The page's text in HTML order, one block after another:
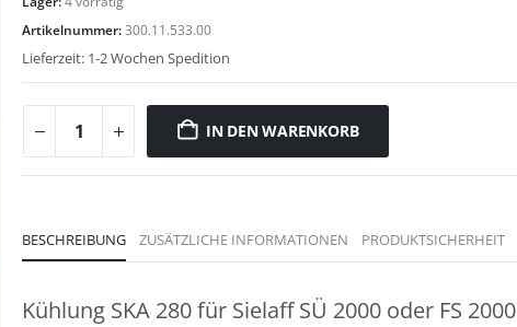
Artikelnummer:300.11.533.00
Lieferzeit: 1-2 Wochen Spedition
IN DEN WARENKORB
BESCHREIBUNG ZUSÄTZLICHE INFORMATIONEN PRODUKTSICHERHEIT
Kühlung SKA 280 für Sielaff SÜ 2000 oder FS 2000